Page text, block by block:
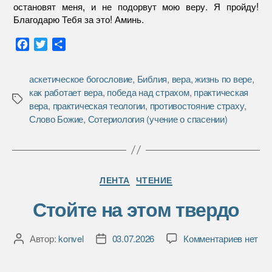
остановят меня, и не подорвут мою веру. Я пройду!
Благодарю Тебя за это! Аминь.
e
b
o
o
t
t
e
r
р
а
в
и
ь
Метки
аскетическое богословие, Библия, вера,жизнь по вере,
как работает вера, победа над страхом, практическая
вера, практическая теологии, противостояние страху,
Слово Божие, Сотериология (учение о спасении)
Рубрики
ЛЕНТА ЧТЕНИЕ
Стойте на этом твердо
АвторАвтор:konvel
Дата03.07.2026 Комментариевкнет